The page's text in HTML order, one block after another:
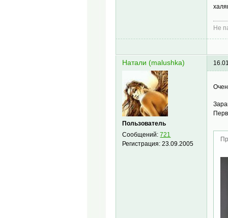
Не
Натали (malushka)
Пользователь
Сообщений:721
Регистрация:23.09.2005